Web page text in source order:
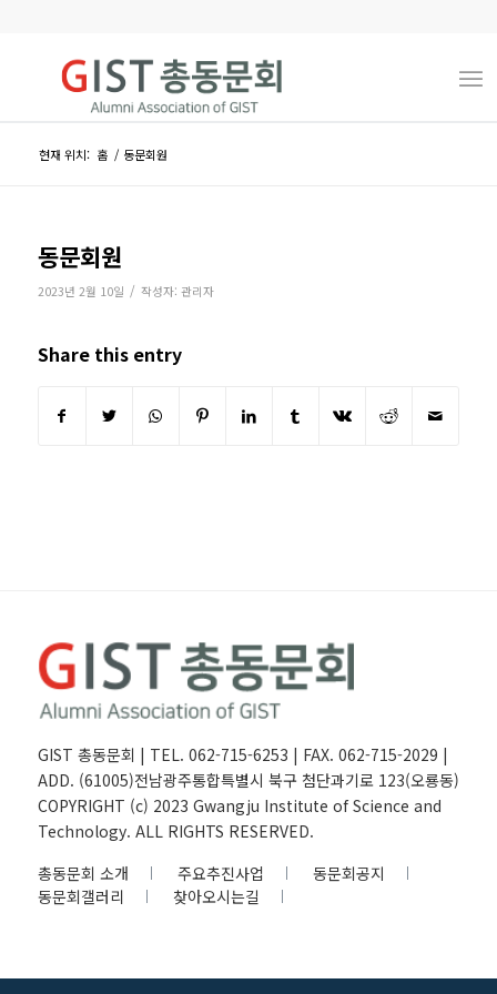
현재 위치: 홈 / 동문회원
동문회원
2023년 2월 10일 / 작성자: 관리자
Share this entry
GIST 총동문회 | TEL. 062-715-6253 | FAX. 062-715-2029 |
ADD. (61005)전남광주통합특별시 북구 첨단과기로 123(오룡동)
COPYRIGHT (c) 2023 Gwangju Institute of Science and
Technology. ALL RIGHTS RESERVED.
총동문회 소개
주요추진사업
동문회공지
동문회갤러리
찾아오시는길